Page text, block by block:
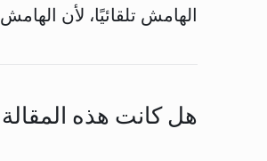
الهامش تلقائيًا، لأن
هل كانت هذه